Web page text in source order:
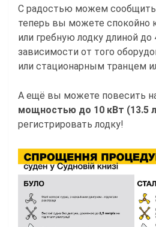
С радостью можем сообщить
теперь вы можете спокойно
или гребную лодку длиной до
зависимости от того
или стационарным транцем
А ещё вы можете повесить
мощностью до 10 кВт (13.5
регистрировать лодку!